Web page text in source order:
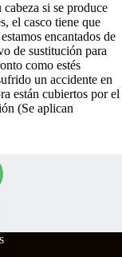
si se produce
el casco tiene que
encantados de
de sustitución para
como estés
un accidente en
están cubiertos por el
(Se aplican